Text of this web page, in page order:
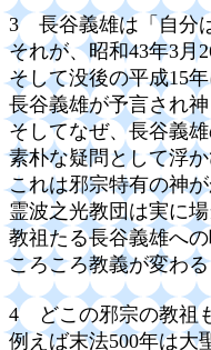
3 長谷義雄は「自分
それが、昭和43年3月
そして没後の平成15
長谷義雄が予言され
そしてなぜ、長谷義
素朴な疑問として浮
これは邪宗特有の神
霊波之光教団は実に
教祖たる長谷義雄へ
ころころ教義が変わ
4 どこの邪宗の教祖
例えば末法500年は大